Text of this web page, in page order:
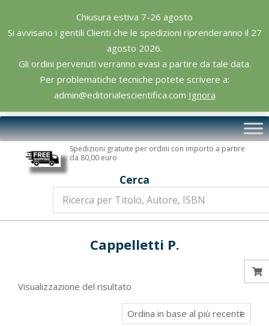
Chiusura estiva 7-26 agosto
Si avvisano i gentili Clienti che le spedizioni riprenderanno il 27
agosto 2026.
Gli ordini pervenuti verranno evasi a partire da tale data.
Per problematiche tecniche potete scrivere a:
admin@editorialescientifica.com Ignora
content
Editoriale
Scientifica
Primary
Navigation
Spedizioni gratuite per ordini con importo a partire
da 80,00 euro
Cerca
Cappelletti P.
Visualizzazione del risultato